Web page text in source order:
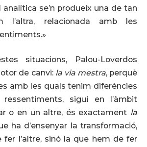
se’n produeix una de tan
l’altra, relacionada amb les
situacions, Palou-Loverdos
de canvi: la via mestra, perquè
amb les quals tenim diferències
sigui en l’àmbit
o en un altre, és exactament la
ha d’ensenyar la transformació,
fer l’altre, sinó la que hem de fer